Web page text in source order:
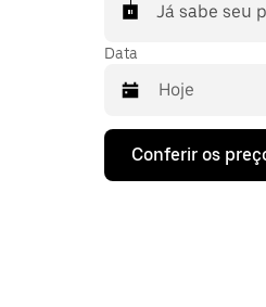
Já sabe seu
Data
Pressione
seta
Conferir os